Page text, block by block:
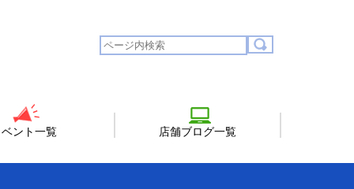
ント一覧 店舗ブログ一覧